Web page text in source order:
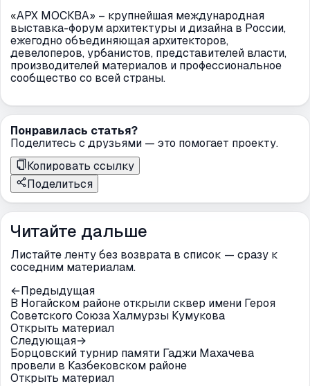
«АРХ МОСКВА» – крупнейшая международная
выставка-форум архитектуры и дизайна в России,
ежегодно объединяющая архитекторов,
девелоперов, урбанистов, представителей власти,
производителей материалов и профессиональное
сообщество со всей страны.
Понравилась статья?
Поделитесь с друзьями — это помогает проекту.
Копировать ссылку
Поделиться
Читайте дальше
Листайте ленту без возврата в список — сразу к
соседним материалам.
←Предыдущая
В Ногайском районе открыли сквер имени Героя
Советского Союза Халмурзы Кумукова
Открыть материал
Следующая→
Борцовский турнир памяти Гаджи Махачева
провели в Казбековском районе
Открыть материал